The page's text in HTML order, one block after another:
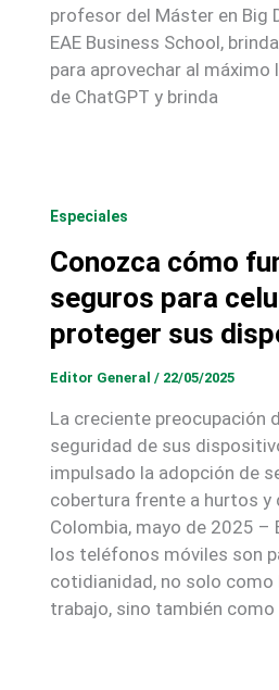
profesor del Máster en Big
EAE Business School,
para aprovechar al
de ChatGPT y brinda
Especiales
Conozca cómo
seguros para
proteger sus
Editor General / 22/05/2025
La creciente preocupación
seguridad de sus
impulsado la adopción de
cobertura frente a hurtos y
Colombia, mayo de 2025 –
los teléfonos móviles son
cotidianidad, no solo como
trabajo, sino también